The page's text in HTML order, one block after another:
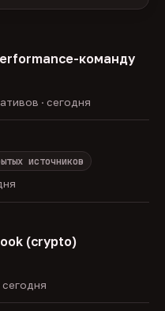
площадки
сырец каждые 30
вилка, грейд.
и взносов, без
дохода, без увода в
автоматически
·
команду
· сегодня
источников
(crypto)